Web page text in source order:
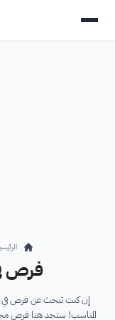
فرص
المناسب! ستجد هنا فرص